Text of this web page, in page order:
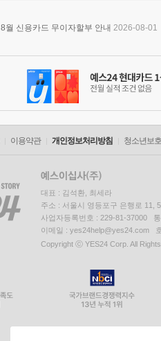
8월 신용카드 무이자할부 안내 2026-08-01
이용약관 개인정보처리방침 청소년보
대표 : 김석환, 최세라
주소 : 서울시 영등포구 은행로 11,
사업자등록번호 : 229-81-37000
이메일 : yes24help@yes24.com
Copyright ⓒ YES24 Corp. All